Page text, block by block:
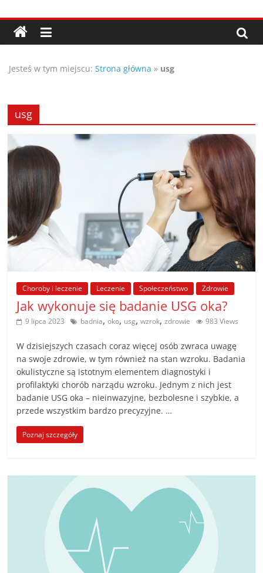
do
treści
Porady,
wskazówki
oraz
ciekawe
rady
–
poznaj
te
poradniki.
Porady
porady
wskazówki
poradniki
na
każdy
temat
Jesteś w tym miejscu: Strona główna » usg
usg
Choroby i leczenie Leczenie Społeczeństwo Zdrowie
Jak wykonuje się badanie USG oka?
9 lipca 2023 badnia,oko, usg,wzrok,zdrowie 983 Views
W dzisiejszych czasach coraz więcej osób zwraca uwagę
na swoje zdrowie, w tym również na stan wzroku. Badania
okulistyczne są istotnym elementem diagnostyki i
profilaktyki chorób narządu wzroku. Jednym z nich jest
badanie USG oka – nieinwazyjne, bezbolesne i szybkie, a
przede wszystkim bardzo precyzyjne. …
Poznaj szczegóły